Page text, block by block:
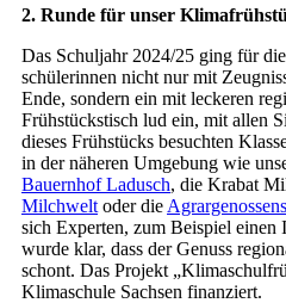
2. Runde für unser
Das Schuljahr 2024/25 ging für
schülerinnen nicht nur mit
Ende, sondern ein mit leckeren
Frühstückstisch lud ein, mit allen
dieses Frühstücks besuchten
in der näheren Umgebung wie
Bauernhof Ladusch, die Krabat
Milchwelt oder die
sich Experten, zum Beispiel einen
wurde klar, dass der Genuss
schont. Das Projekt
Klimaschule Sachsen finanziert.